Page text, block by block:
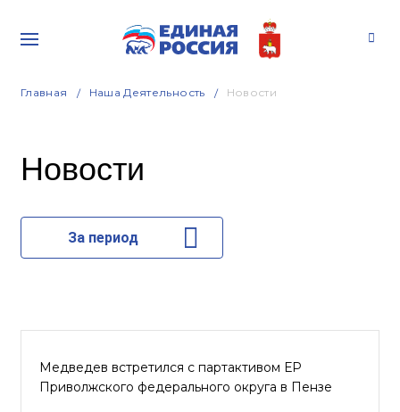
Главная Наша Деятельность Новости
Новости
За период
Медведев встретился с партактивом ЕР
Приволжского федерального округа в Пензе